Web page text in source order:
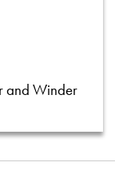
and Winder